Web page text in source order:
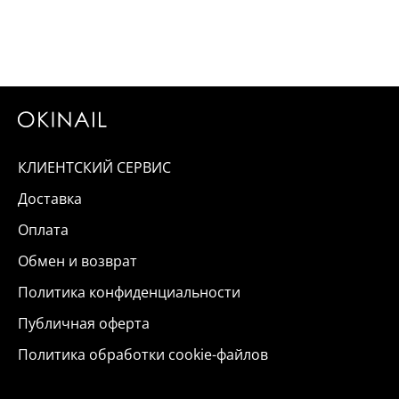
КЛИЕНТСКИЙ СЕРВИС
Доставка
Оплата
Обмен и возврат
Политика конфиденциальности
Публичная оферта
Политика обработки cookie-файлов